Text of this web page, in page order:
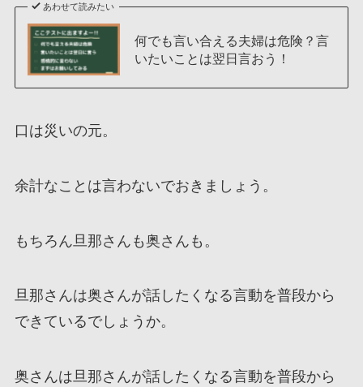
あわせて読みたい
何でも言い合える夫婦は危険？言
いたいことは翌日言おう！
口は災いの元。
余計なことは言わないでおきましょう。
もちろん旦那さんも奥さんも。
旦那さんは奥さんが話したくなる言動を普段から
できているでしょうか。
奥さんは旦那さんが話したくなる言動を普段から